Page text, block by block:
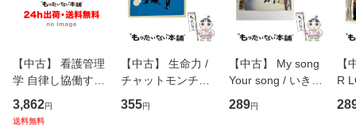
【中古】 看護管理
学 自律し協働する
専門職の看護マネ
ジメントスキル 改
3,862円
送料無料
【中古】 生命力 /
チャットモンチー /
キューンレコード
[CD]【メール便送
355円
【中古】 My song
Your song / いきも
のがかり / [CD]
【メール便送料無
289円
【
R
産